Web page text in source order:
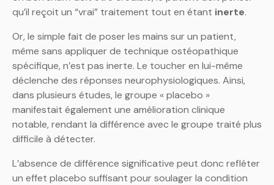
qu’il reçoit un “vrai” traitement tout en étant inerte.
Or, le simple fait de poser les mains sur un patient,
même sans appliquer de technique ostéopathique
spécifique, n’est pas inerte. Le toucher en lui-même
déclenche des réponses neurophysiologiques. Ainsi,
dans plusieurs études, le groupe « placebo »
manifestait également une amélioration clinique
notable, rendant la différence avec le groupe traité plus
difficile à détecter.
L’absence de différence significative peut donc refléter
un effet placebo suffisant pour soulager la condition